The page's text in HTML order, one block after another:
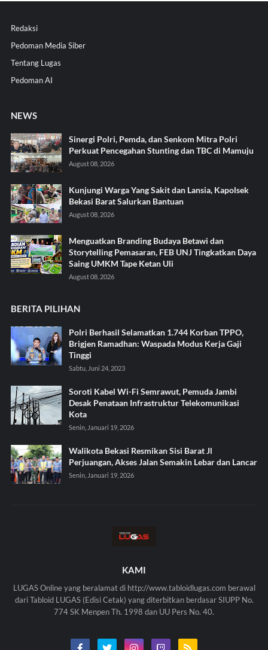
Redaksi
Pedoman Media Siber
Tentang Lugas
Pedoman AI
NEWS
Sinergi Polri, Pemda, dan Senkom Mitra Polri
Perkuat Pencegahan Stunting dan TBC di Mamuju
August 08, 2026
Kunjungi Warga Yang Sakit dan Lansia, Kapolsek
Bekasi Barat Salurkan Bantuan
August 08, 2026
Menguatkan Branding Budaya Betawi dan
Storytelling Pemasaran, FEB UNJ Tingkatkan Daya
Saing UMKM Tape Ketan Uli
August 08, 2026
BERITA PILIHAN
Polri Berhasil Selamatkan 1.744 Korban TPPO,
Brigjen Ramadhan: Waspada Modus Kerja Gaji
Tinggi
Sabtu, Juni 24, 2023
Soroti Kabel Wi-Fi Semrawut, Pemuda Jambi
Desak Penataan Infrastruktur Telekomunikasi
Kota
Senin, Januari 19, 2026
Walikota Bekasi Resmikan Sisi Barat Jl
Perjuangan, Akses Jalan Semakin Lebar dan Lancar
Senin, Januari 19, 2026
KAMI
LUGAS Online yang beralamat di http://www.tabloidlugas.com berawal
dari Tabloid LUGAS (Edisi Cetak) yang diterbitkan berdasar SIUPP No.
774 SK Menpen Th. 1998 dan UU Pers No. 40.